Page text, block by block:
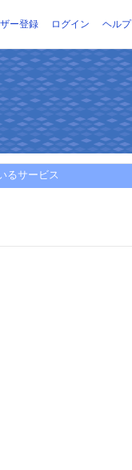
ー登録 ログイン ヘルプ
るサービス